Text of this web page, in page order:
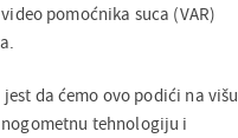
pomoćnika suca (VAR)
da ćemo ovo podići na višu
nogometnu tehnologiju i